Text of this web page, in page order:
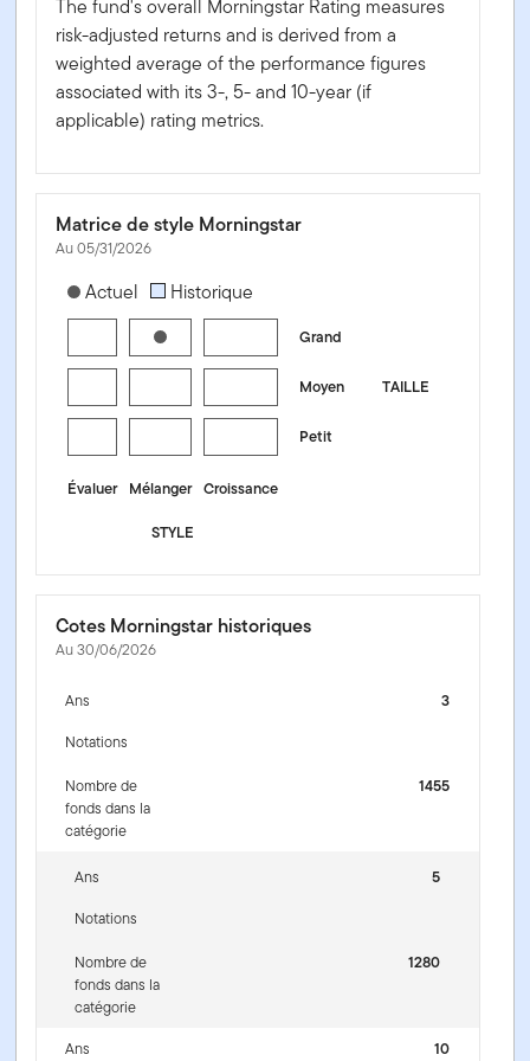
The fund's overall Morningstar Rating measures
risk-adjusted returns and is derived from a
weighted average of the performance figures
associated with its 3-, 5- and 10-year (if
applicable) rating metrics.
Matrice de style Morningstar
Au 05/31/2026
[products.morningstar-stylebox-title-sr-equity]
Actuel Historique
Grand
TAILLE
Moyen
Petit
Évaluer Mélanger Croissance
STYLE
Cotes Morningstar historiques
Au 30/06/2026
Ans
3
Notations
Nombre de
fonds dans la
catégorie
1455
Ans
5
Notations
Nombre de
fonds dans la
catégorie
1280
Ans
10